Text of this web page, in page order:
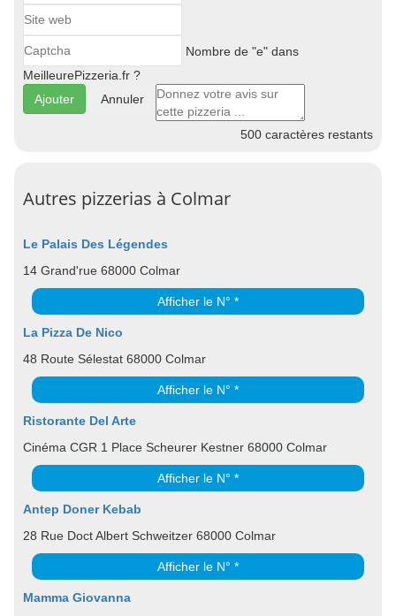
Nombre de "e" dans
MeilleurePizzeria.fr ?
Annuler
500 caractères restants
Autres pizzerias à Colmar
Le Palais Des Légendes
14 Grand'rue 68000 Colmar
Afficher le N° *
La Pizza De Nico
48 Route Sélestat 68000 Colmar
Afficher le N° *
Ristorante Del Arte
Cinéma CGR 1 Place Scheurer Kestner 68000 Colmar
Afficher le N° *
Antep Doner Kebab
28 Rue Doct Albert Schweitzer 68000 Colmar
Afficher le N° *
Mamma Giovanna